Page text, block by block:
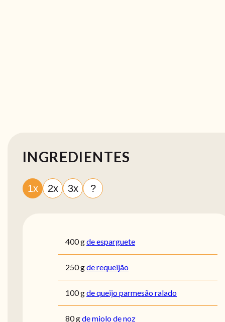
INGREDIENTES
1x 2x 3x ?
400gde esparguete
250gde requeijão
100gde queijo parmesão ralado
80gde miolo de noz